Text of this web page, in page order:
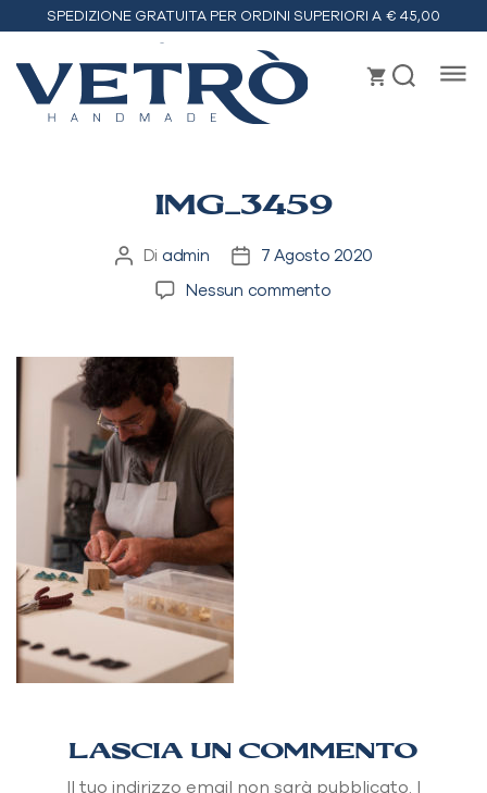
SPEDIZIONE GRATUITA PER ORDINI SUPERIORI A € 45,00
IMG_3459
Autore
articolo
Di admin
Data
dell'articolo
7 Agosto 2020
Nessun commentosu
LASCIA UN COMMENTO
Il tuo indirizzo email non sarà pubblicato. I